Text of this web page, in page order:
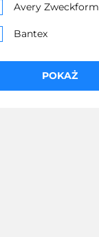
Avery Zweckform
Bantex
Biurfol
POKAŻ